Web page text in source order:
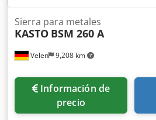
Velen 9,208 km
Sierra para metales
KASTO BSM 260 A
Información de
precio